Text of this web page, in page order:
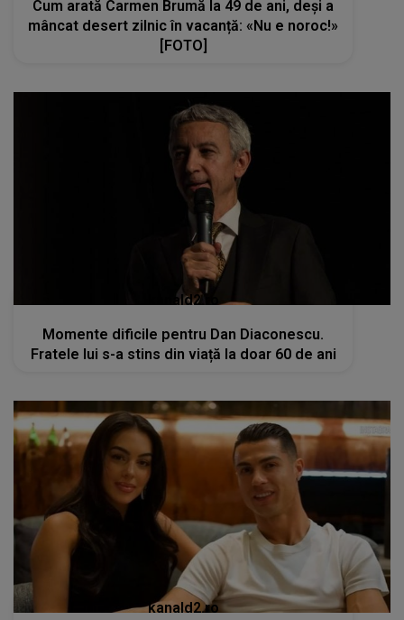
Cum arată Carmen Brumă la 49 de ani, deși a
mâncat desert zilnic în vacanță: «Nu e noroc!»
[FOTO]
kanald2.ro
Momente dificile pentru Dan Diaconescu.
Fratele lui s-a stins din viață la doar 60 de ani
kanald2.ro